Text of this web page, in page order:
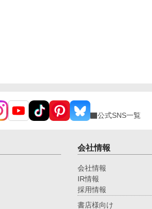
公式SNS一覧
会社情報
会社情報
IR情報
採用情報
書店様向け